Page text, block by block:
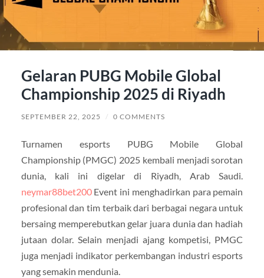
Gelaran PUBG Mobile Global
Championship 2025 di Riyadh
SEPTEMBER 22, 2025 / 0 COMMENTS
Turnamen esports PUBG Mobile Global
Championship (PMGC) 2025 kembali menjadi sorotan
dunia, kali ini digelar di Riyadh, Arab Saudi.
neymar88bet200Event ini menghadirkan para pemain
profesional dan tim terbaik dari berbagai negara untuk
bersaing memperebutkan gelar juara dunia dan hadiah
jutaan dolar. Selain menjadi ajang kompetisi, PMGC
juga menjadi indikator perkembangan industri esports
yang semakin mendunia.